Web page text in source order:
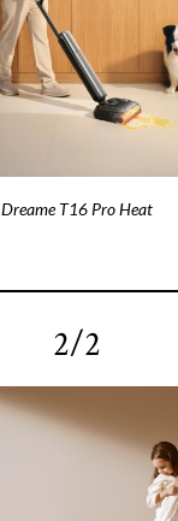
Dreame T16 Pro Heat
2/2